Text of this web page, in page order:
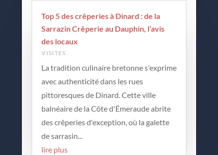
Top 5 des crêperies à Dinard : de la
Sarrazin Crêperie au Dauphin, l’avis
des locaux
VISITES
La tradition culinaire bretonne s'exprime
avec authenticité dans les rues
pittoresques de Dinard. Cette ville
balnéaire de la Côte d'Émeraude abrite
des crêperies d'exception, où la galette
de sarrasin...
lire plus